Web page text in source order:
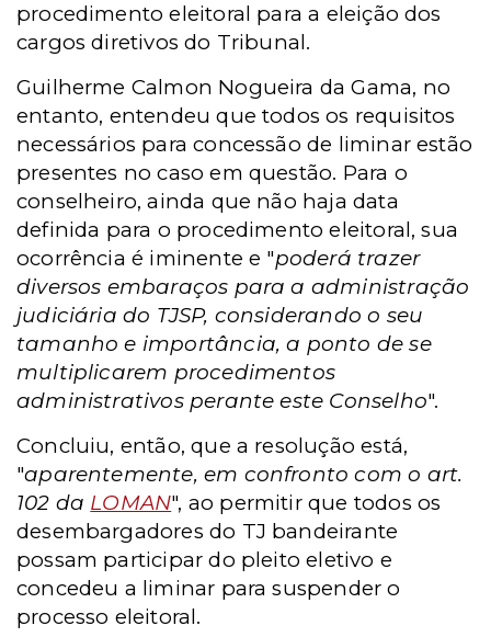
procedimento eleitoral para a eleição dos
cargos diretivos do Tribunal.
Guilherme Calmon Nogueira da Gama, no
entanto, entendeu que todos os requisitos
necessários para concessão de liminar estão
presentes no caso em questão. Para o
conselheiro, ainda que não haja data
definida para o procedimento eleitoral, sua
ocorrência é iminente e "poderá trazer
diversos embaraços para a administração
judiciária do TJSP, considerando o seu
tamanho e importância, a ponto de se
multiplicarem procedimentos
administrativos perante este Conselho".
Concluiu, então, que a resolução está,
"aparentemente, em confronto com o art.
102 da LOMAN", ao permitir que todos os
desembargadores do TJ bandeirante
possam participar do pleito eletivo e
concedeu a liminar para suspender o
processo eleitoral.